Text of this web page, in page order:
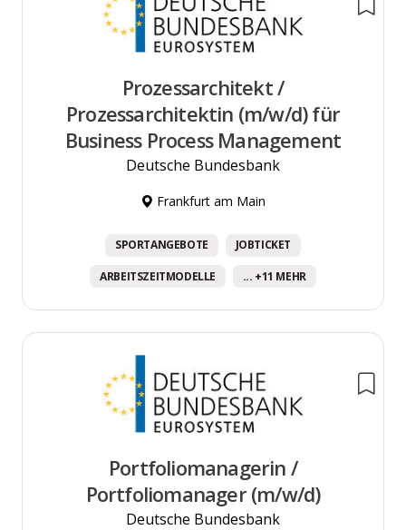
Prozessarchitekt /
Prozessarchitektin (m/w/d) für
Business Process Management
Deutsche Bundesbank
Frankfurt am Main
SPORTANGEBOTE JOBTICKET
ARBEITSZEITMODELLE ... +11 MEHR
Portfoliomanagerin /
Portfoliomanager (m/w/d)
Deutsche Bundesbank